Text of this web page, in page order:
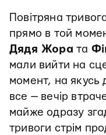
Повітряна
прямо в той
Дядя Жора та
мали вийти на
момент, на
все — вечір
майже одразу
тривоги стрім